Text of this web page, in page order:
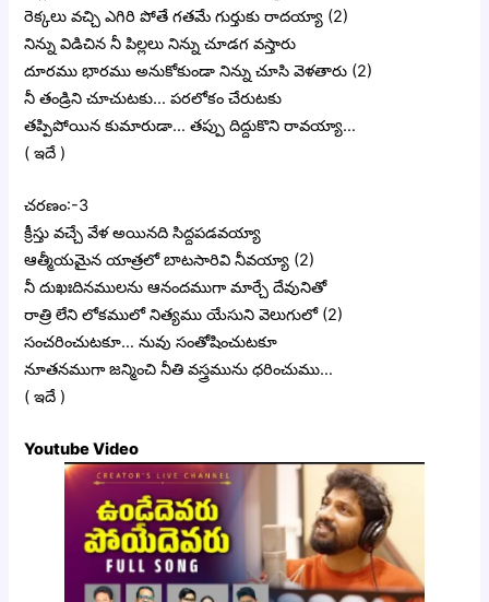
రెక్కలు వచ్చి ఎగిరి పోతే గతమే గుర్తుకు రాదయ్యా (2)
నిన్ను విడిచిన నీ పిల్లలు నిన్ను చూడగ వస్తారు
దూరము భారము అనుకోకుండా నిన్ను చూసి వెళతారు (2)
నీ తండ్రిని చూచుటకు… పరలోకం చేరుటకు
తప్పిపోయిన కుమారుడా… తప్పు దిద్దుకొని రావయ్యా…
( ఇదే )
చరణం:-3
క్రీస్తు వచ్చే వేళ అయినది సిద్దపడవయ్యా
ఆత్మీయమైన యాత్రలో బాటసారివి నీవయ్యా (2)
నీ దుఖఃదినములను ఆనందముగా మార్చే దేవునితో
రాత్రి లేని లోకములో నిత్యము యేసుని వెలుగులో (2)
సంచరించుటకూ… నువు సంతోషించుటకూ
నూతనముగా జన్మించి నీతి వస్త్రమును ధరించుము…
( ఇదే )
Youtube Video